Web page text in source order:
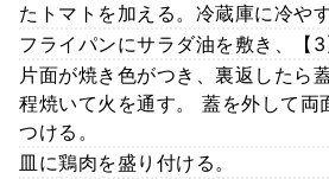
たトマトを加える。冷蔵庫に冷やす
フライパンにサラダ油を敷き、【3
片面が焼き色がつき、裏返したら
程焼いて火を通す。 蓋を外して両
つける。
皿に鶏肉を盛り付ける。